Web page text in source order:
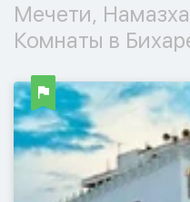
Мечети,
Комнаты в